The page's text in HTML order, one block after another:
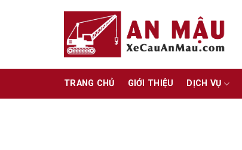
TRANG CHỦ GIỚI THIỆU DỊCH VỤ